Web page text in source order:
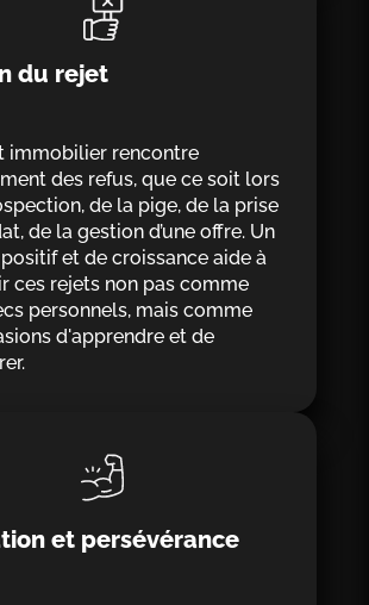
du rejet
immobilier rencontre
des refus, que ce soit lors
de la pige, de la prise
de la gestion d’une offre. Un
et de croissance aide à
ces rejets non pas comme
personnels, mais comme
d'apprendre et de
et persévérance